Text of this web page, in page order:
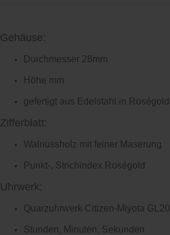
Gehäuse:
Durchmesser 28mm
Höhe mm
gefertigt aus Edelstahl in Roségold
Zifferblatt:
Walnussholz mit feiner Maserung
Punkt-, Strichindex Roségold
Uhrwerk:
Quarzuhrwerk Citizen-Miyota GL20
Stunden, Minuten, Sekunden